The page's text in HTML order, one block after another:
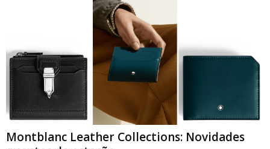
Montblanc Leather Collections: Novidades